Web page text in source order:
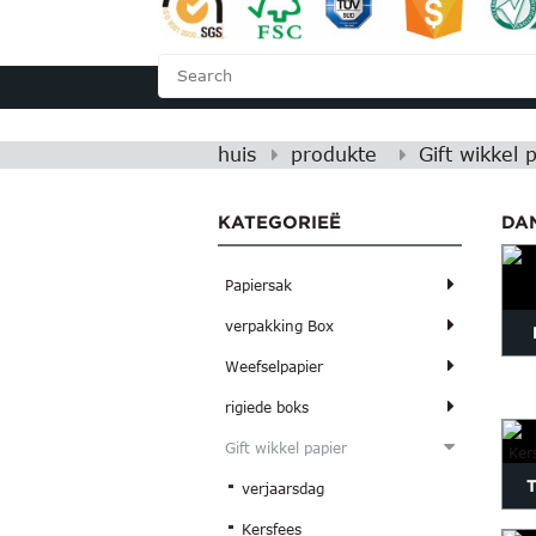
huis produkte Gift wikkel
KATEGORIEË
Papiersak
verpakking Box
Weefselpapier
rigiede boks
Gift wikkel papier
verjaarsdag
Kersfees